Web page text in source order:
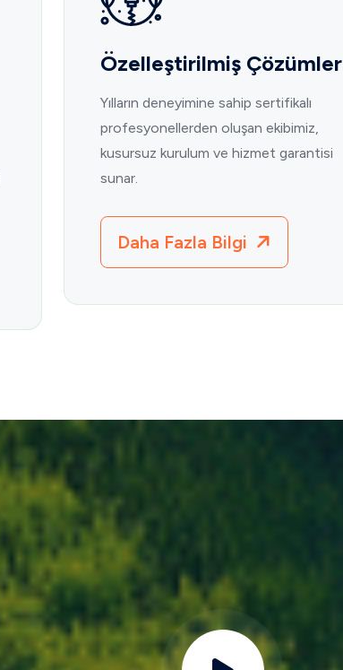
Özelleştirilmiş Çözümler
Yılların deneyimine sahip sertifikalı
profesyonellerden oluşan ekibimiz,
kusursuz kurulum ve hizmet garantisi
sunar.
Daha Fazla Bilgi